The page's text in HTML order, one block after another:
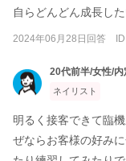
自らどんどん成長した
2024年06月28日回答
20代前半/女性/内
ネイリスト
明るく接客できて臨
ぜならお客様の好み